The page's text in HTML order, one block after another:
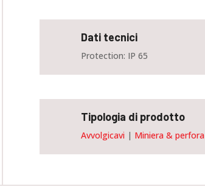
Dati tecnici
Protection: IP 65
Tipologia di prodotto
Avvolgicavi | Miniera &